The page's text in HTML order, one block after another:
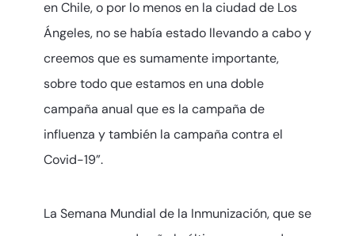
en Chile, o por lo menos en la ciudad de Los
Ángeles, no se había estado llevando a cabo y
creemos que es sumamente importante,
sobre todo que estamos en una doble
campaña anual que es la campaña de
influenza y también la campaña contra el
Covid-19”.
La Semana Mundial de la Inmunización, que se